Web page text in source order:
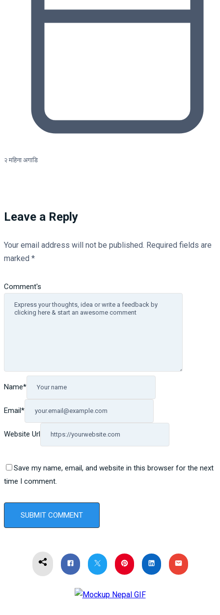
२ महिना अगाडि
Leave a Reply
Your email address will not be published. Required fields are
marked *
Comment's
Name*
Email*
Website Url
Save my name, email, and website in this browser for the next
time I comment.